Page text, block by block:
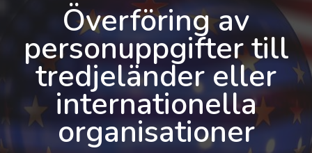
Överföring av
personuppgifter till
tredjeländer eller
internationella
organisationer